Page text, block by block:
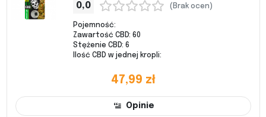
0,0 (Brak ocen)
Pojemność:
Zawartość CBD: 60
Stężenie CBD: 6
Ilość CBD w jednej kropli:
47,99 zł
Opinie